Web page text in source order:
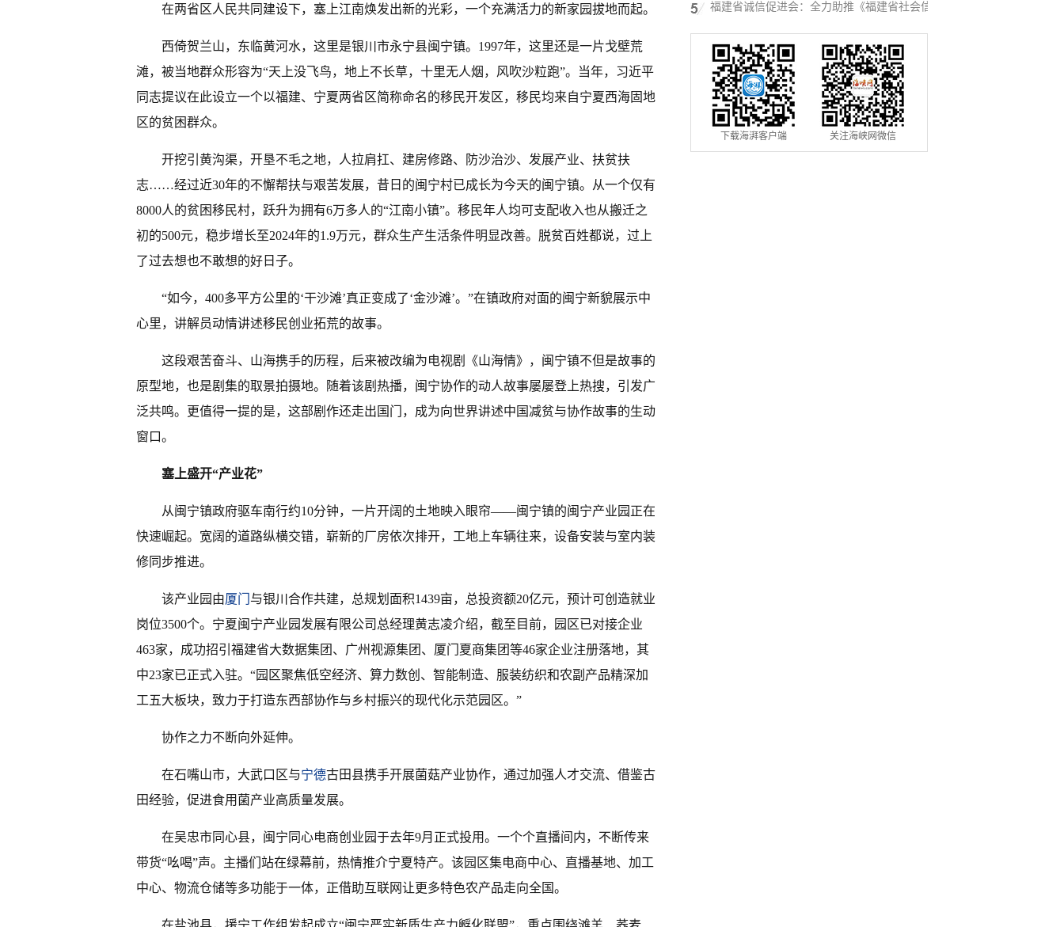
在两省区人民共同建设下，塞上江南焕发出新的光彩，一个充满活力的新家园拔地而起。
西倚贺兰山，东临黄河水，这里是银川市永宁县闽宁镇。1997年，这里还是一片戈壁荒
滩，被当地群众形容为“天上没飞鸟，地上不长草，十里无人烟，风吹沙粒跑”。当年，习近平
同志提议在此设立一个以福建、宁夏两省区简称命名的移民开发区，移民均来自宁夏西海固地
区的贫困群众。
开挖引黄沟渠，开垦不毛之地，人拉肩扛、建房修路、防沙治沙、发展产业、扶贫扶
志……经过近30年的不懈帮扶与艰苦发展，昔日的闽宁村已成长为今天的闽宁镇。从一个仅有
8000人的贫困移民村，跃升为拥有6万多人的“江南小镇”。移民年人均可支配收入也从搬迁之
初的500元，稳步增长至2024年的1.9万元，群众生产生活条件明显改善。脱贫百姓都说，过上
了过去想也不敢想的好日子。
“如今，400多平方公里的‘干沙滩’真正变成了‘金沙滩’。”在镇政府对面的闽宁新貌展示中
心里，讲解员动情讲述移民创业拓荒的故事。
这段艰苦奋斗、山海携手的历程，后来被改编为电视剧《山海情》，闽宁镇不但是故事的
原型地，也是剧集的取景拍摄地。随着该剧热播，闽宁协作的动人故事屡屡登上热搜，引发广
泛共鸣。更值得一提的是，这部剧作还走出国门，成为向世界讲述中国减贫与协作故事的生动
窗口。
塞上盛开“产业花”
从闽宁镇政府驱车南行约10分钟，一片开阔的土地映入眼帘——闽宁镇的闽宁产业园正在
快速崛起。宽阔的道路纵横交错，崭新的厂房依次排开，工地上车辆往来，设备安装与室内装
修同步推进。
该产业园由厦门 与银川合作共建，总规划面积1439亩，总投资额20亿元，预计可创造就业
岗位3500个。宁夏闽宁产业园发展有限公司总经理黄志凌介绍，截至目前，园区已对接企业
463家，成功招引福建省大数据集团、广州视源集团、厦门夏商集团等46家企业注册落地，其
中23家已正式入驻。“园区聚焦低空经济、算力数创、智能制造、服装纺织和农副产品精深加
工五大板块，致力于打造东西部协作与乡村振兴的现代化示范园区。”
协作之力不断向外延伸。
在石嘴山市，大武口区与宁德古田县携手开展菌菇产业协作，通过加强人才交流、借鉴古
田经验，促进食用菌产业高质量发展。
在吴忠市同心县，闽宁同心电商创业园于去年9月正式投用。一个个直播间内，不断传来
带货“吆喝”声。主播们站在绿幕前，热情推介宁夏特产。该园区集电商中心、直播基地、加工
中心、物流仓储等多功能于一体，正借助互联网让更多特色农产品走向全国。
信用修复机制
福建省诚信促进会：全力助推《福建省社会信
用条例》落地见效
下载海湃客户端 关注海峡网微信